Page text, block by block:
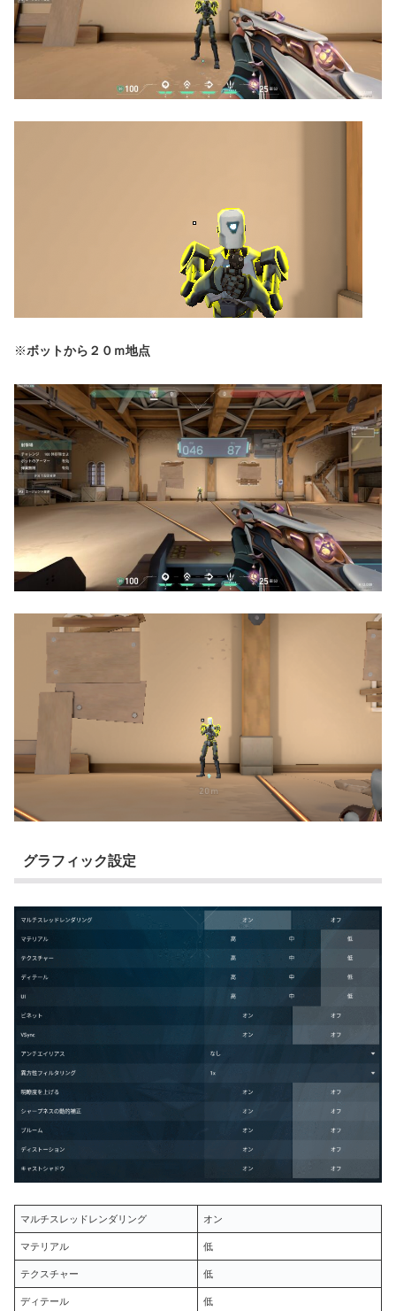
※ボットから２０ｍ地点
グラフィック設定
マルチスレッドレンダリング オン
マテリアル 低
テクスチャー 低
ディテール 低